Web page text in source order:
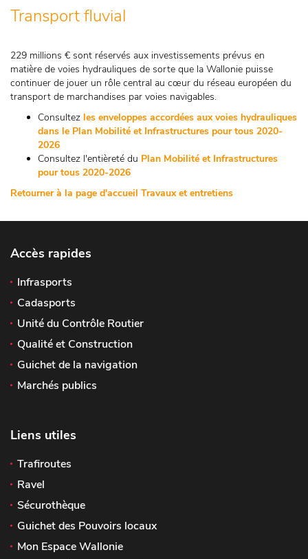
Transport fluvial
229 millions € sont réservés aux investissements prévus en
matière de voies hydrauliques de sorte que la Wallonie puisse
continuer de jouer un rôle central au cœur du réseau européen du
transport de marchandises par voies navigables.
Consultez les enveloppes accordées aux voies hydrauliques
dans le Plan Mobilité et Infrastructures pour tous 2020-
2026
Consultez l'entièreté du Plan Mobilité et Infrastructures
pour tous 2020-2026
Retourner à la page d'accueil Travaux et entretiens
Accès rapides
Infrasports
Cadasports
Unité du Contrôle Routier
Qualité et Construction
Guichet de la navigation
Marchés publics
Liens utiles
Trafiroutes
Ravel
Sécurothèque
Guichet des Pouvoirs locaux
Mon Espace Wallonie